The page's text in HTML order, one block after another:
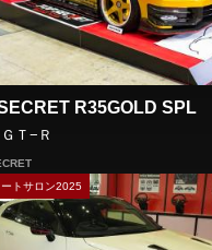
R35GOLD SPL
Ｔ−Ｒ
トサロン2025